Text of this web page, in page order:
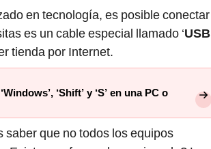
en tecnología, es posible conectar
es un cable especial llamado ‘USB
tienda por Internet.
‘Shift’ y ‘S’ en una PC o
saber que no todos los equipos